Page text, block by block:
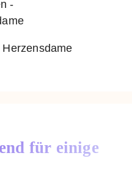
für einige